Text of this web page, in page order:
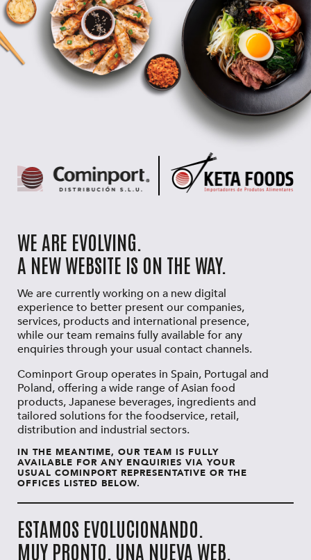
WE ARE EVOLVING.
A NEW WEBSITE IS ON THE WAY.
We are currently working on a new digital
experience to better present our companies,
services, products and international presence,
while our team remains fully available for any
enquiries through your usual contact channels.
Cominport Group operates in Spain, Portugal and
Poland, offering a wide range of Asian food
products, Japanese beverages, ingredients and
tailored solutions for the foodservice, retail,
distribution and industrial sectors.
IN THE MEANTIME, OUR TEAM IS FULLY
AVAILABLE FOR ANY ENQUIRIES VIA YOUR
USUAL COMINPORT REPRESENTATIVE OR THE
OFFICES LISTED BELOW.
ESTAMOS EVOLUCIONANDO.
MUY PRONTO, UNA NUEVA WEB.